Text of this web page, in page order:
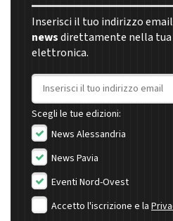
Inserisci il tuo indirizzo
newsdirettamente nella tua
elettronica.
Indirizzo email
Scegli le tue edizioni:
News Alessandria
News Pavia
Eventi Nord-Ovest
Accetto l'iscrizione e la